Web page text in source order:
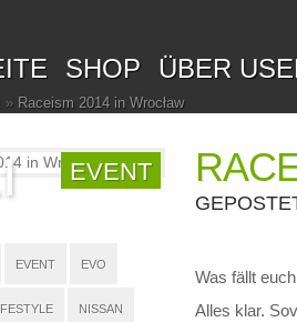
SHOP ÜBER
» Raceism 2014 in Wrocław
EVENT
EVENT EVO
NISSAN
Was fällt
Alles klar.